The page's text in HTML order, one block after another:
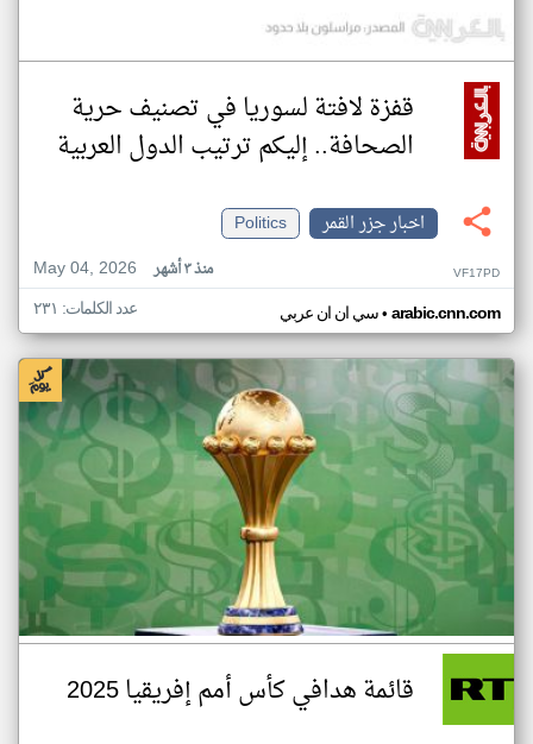
قفزة لافتة لسوريا في تصنيف حرية
الصحافة.. إليكم ترتيب الدول العربية
اخبار جزر القمر
Politics
May 04, 2026
منذ ٣ أشهر VF17PD
سي ان ان عربي• arabic.cnn.com عدد الكلمات: ٢٣١
قائمة هدافي كأس أمم إفريقيا 2025